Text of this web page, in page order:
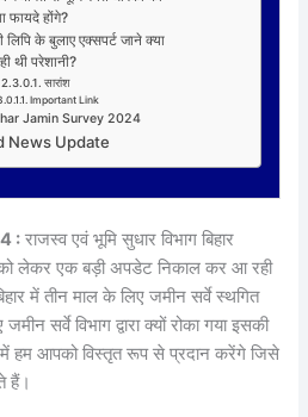
फायदे होंगे?
के बुलाए एक्सपर्ट जाने क्या
थी परेशानी?
सारांश
Important Link
Jamin Survey 2024
News Update
: राजस्व एवं भूमि सुधार विभाग बिहार
को लेकर एक बड़ी अपडेट निकाल कर आ रही
में तीन माल के लिए जमीन सर्वे स्थगित
सर्वे विभाग द्वारा क्यों रोका गया इसकी
में हम आपको विस्तृत रूप से प्रदान करेंगे जिसे
हैं।